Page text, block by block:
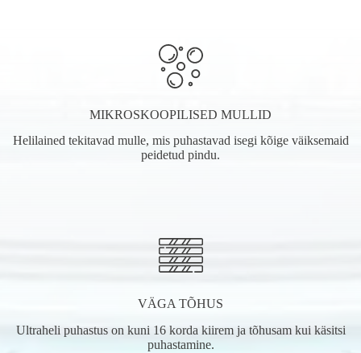
MIKROSKOOPILISED MULLID
Helilained tekitavad mulle, mis puhastavad isegi kõige väiksemaid
peidetud pindu.
VÄGA TÕHUS
Ultraheli puhastus on kuni 16 korda kiirem ja tõhusam kui käsitsi
puhastamine.